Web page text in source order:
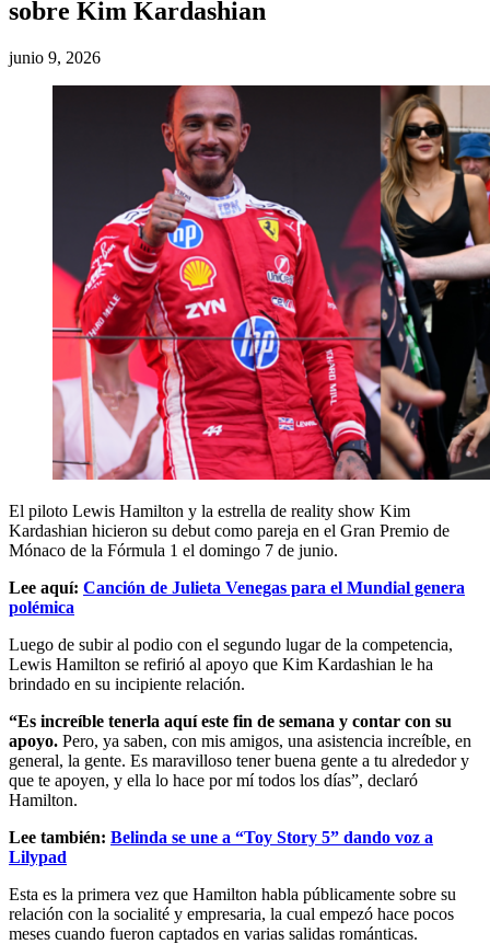
sobre Kim Kardashian
junio 9, 2026
El piloto Lewis Hamilton y la estrella de reality show Kim
Kardashian hicieron su debut como pareja en el Gran Premio de
Mónaco de la Fórmula 1 el domingo 7 de junio.
Lee aquí: Canción de Julieta Venegas para el Mundial genera
polémica
Luego de subir al podio con el segundo lugar de la competencia,
Lewis Hamilton se refirió al apoyo que Kim Kardashian le ha
brindado en su incipiente relación.
“Es increíble tenerla aquí este fin de semana y contar con su
apoyo. Pero, ya saben, con mis amigos, una asistencia increíble, en
general, la gente. Es maravilloso tener buena gente a tu alrededor y
que te apoyen, y ella lo hace por mí todos los días”, declaró
Hamilton.
Lee también: Belinda se une a “Toy Story 5” dando voz a
Lilypad
Esta es la primera vez que Hamilton habla públicamente sobre su
relación con la socialité y empresaria, la cual empezó hace pocos
meses cuando fueron captados en varias salidas románticas.